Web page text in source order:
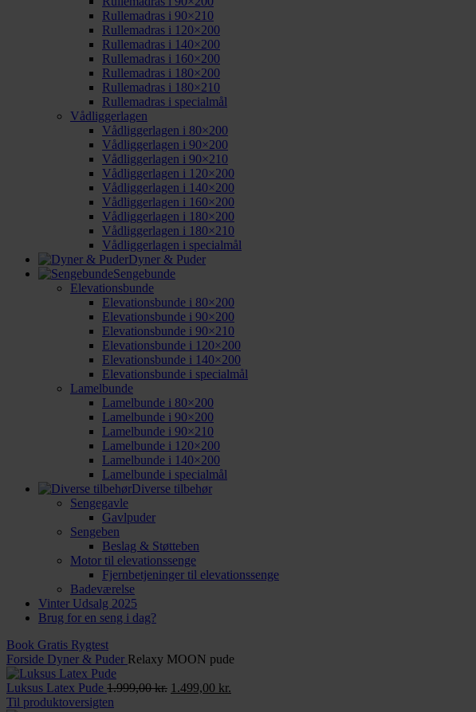
Rullemadras i 90×210
Rullemadras i 120×200
Rullemadras i 140×200
Rullemadras i 160×200
Rullemadras i 180×200
Rullemadras i 180×210
Rullemadras i specialmål
Vådliggerlagen
Vådliggerlagen i 80×200
Vådliggerlagen i 90×200
Vådliggerlagen i 90×210
Vådliggerlagen i 120×200
Vådliggerlagen i 140×200
Vådliggerlagen i 160×200
Vådliggerlagen i 180×200
Vådliggerlagen i 180×210
Vådliggerlagen i specialmål
Dyner & Puder
Sengebunde
Elevationsbunde
Elevationsbunde i 80×200
Elevationsbunde i 90×200
Elevationsbunde i 90×210
Elevationsbunde i 120×200
Elevationsbunde i 140×200
Elevationsbunde i specialmål
Lamelbunde
Lamelbunde i 80×200
Lamelbunde i 90×200
Lamelbunde i 90×210
Lamelbunde i 120×200
Lamelbunde i 140×200
Lamelbunde i specialmål
Diverse tilbehør
Sengegavle
Gavlpuder
Sengeben
Beslag & Støtteben
Motor til elevationssenge
Fjernbetjeninger til elevationssenge
Badeværelse
Vinter Udsalg 2025
Brug for en seng i dag?
Book Gratis Rygtest
Forside Dyner & Puder Relaxy MOON pude
Luksus Latex Pude 1.999,00kr. Den
1.499,00 kr.
Til produktoversigten